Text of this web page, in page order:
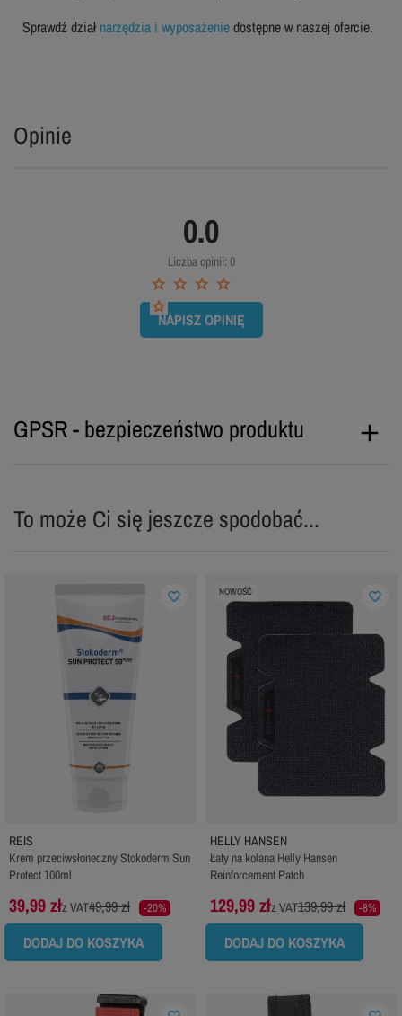
Sprawdź działnarzędzia i wyposażeniedostępne w naszej ofercie.
Opinie
0.0
Liczba opinii: 0
NAPISZ OPINIĘ
GPSR - bezpieczeństwo produktu
To może Ci się jeszcze spodobać...
REIS
Krem przeciwsłoneczny Stokoderm Sun
Protect 100ml
39,99 złz VAT49,99 zł -20%
DODAJ DO KOSZYKA
favorite_border NOWOŚĆ
HELLY HANSEN
Łaty na kolana Helly Hansen
Reinforcement Patch
129,99 złz VAT139,99 zł -8%
DODAJ DO KOSZYKA
favorite_border